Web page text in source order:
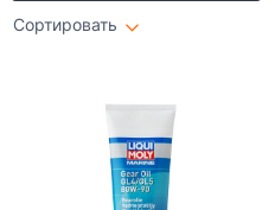
Сортировать